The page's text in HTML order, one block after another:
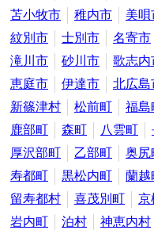
苫小牧市
稚内市 美唄
紋別市
士別市 名寄市
滝川市
砂川市 歌志内
恵庭市
伊達市 北広島
新篠津村
松前町 福島
鹿部町
森町 八雲町
厚沢部町
乙部町 奥尻
寿都町
黒松内町 蘭越
留寿都村
喜茂別町 京
岩内町
泊村 神恵内村